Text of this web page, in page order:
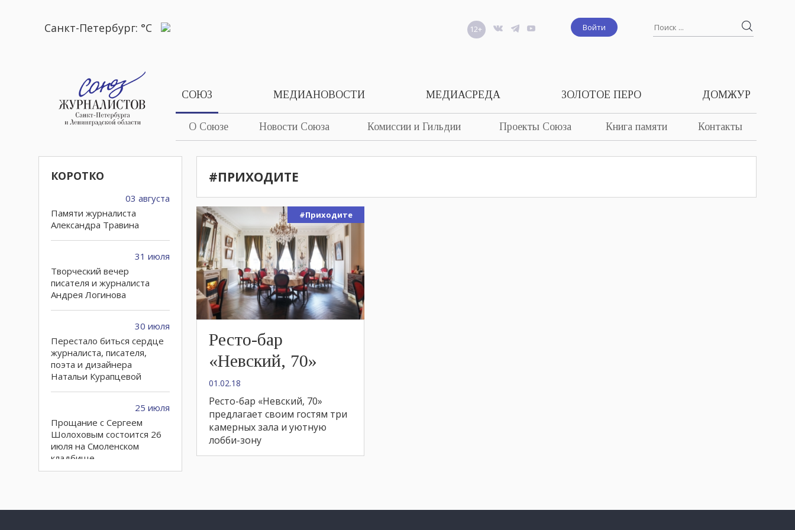
Санкт-Петербург: °C Войти
12+
СОЮЗ
О Союзе Новости Союза Комиссии и Гильдии Проекты Союза Книга памяти Контакты
МЕДИАНОВОСТИ МЕДИАСРЕДА ЗОЛОТОЕ ПЕРО ДОМЖУР
КОРОТКО
03 августа
Памяти журналиста
Александра Травина
31 июля
Творческий вечер
писателя и журналиста
Андрея Логинова
30 июля
Перестало биться сердце
журналиста, писателя,
поэта и дизайнера
Натальи Курапцевой
25 июля
Прощание с Сергеем
Шолоховым состоится 26
июля на Смоленском
кладбище
#ПРИХОДИТЕ
#Приходите
Ресто-бар
«Невский, 70»
01.02.18
Ресто-бар «Невский, 70»
предлагает своим гостям три
камерных зала и уютную
лобби-зону